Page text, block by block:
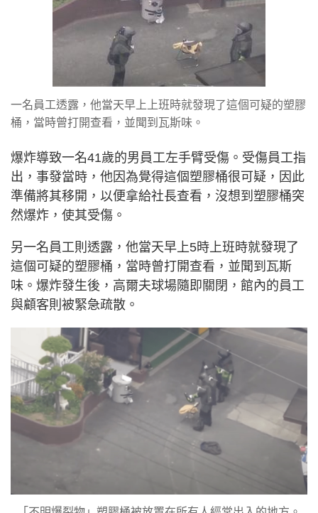
一名員工透露，他當天早上上班時就發現了這個可疑的塑膠
桶，當時曾打開查看，並聞到瓦斯味。
爆炸導致一名41歲的男員工左手臂受傷。受傷員工指
出，事發當時，他因為覺得這個塑膠桶很可疑，因此
準備將其移開，以便拿給社長查看，沒想到塑膠桶突
然爆炸，使其受傷。
另一名員工則透露，他當天早上5時上班時就發現了
這個可疑的塑膠桶，當時曾打開查看，並聞到瓦斯
味。爆炸發生後，高爾夫球場隨即關閉，館內的員工
與顧客則被緊急疏散。